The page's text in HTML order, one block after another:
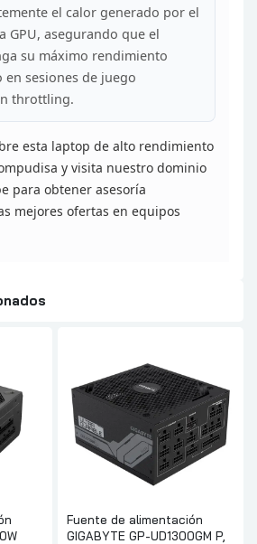
el calor generado por el
GPU, asegurando que el
su máximo rendimiento
en sesiones de juego
throttling.
esta laptop de alto rendimiento
y visita nuestro dominio
para obtener asesoría
mejores ofertas en equipos
Fuente de alimentación
GIGABYTE GP-UD1300GM P,